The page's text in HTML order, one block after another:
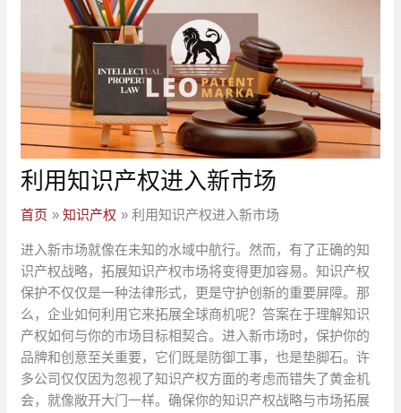
利用知识产权进入新市场
首页 知识产权 利用知识产权进入新市场
进入新市场就像在未知的水域中航行。然而，有了正确的知
识产权战略，拓展知识产权市场将变得更加容易。知识产权
保护不仅仅是一种法律形式，更是守护创新的重要屏障。那
么，企业如何利用它来拓展全球商机呢？答案在于理解知识
产权如何与你的市场目标相契合。进入新市场时，保护你的
品牌和创意至关重要，它们既是防御工事，也是垫脚石。许
多公司仅仅因为忽视了知识产权方面的考虑而错失了黄金机
会，就像敞开大门一样。确保你的知识产权战略与市场拓展